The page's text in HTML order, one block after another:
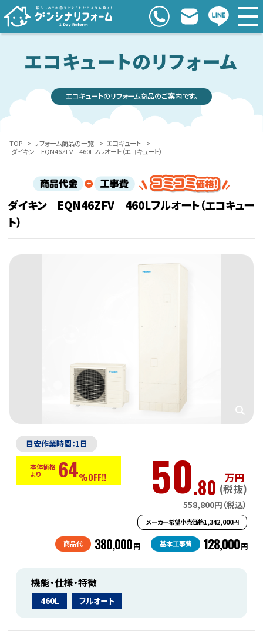
エコキュートのリフォーム
エコキュートのリフォーム商品のご案内です。
TOP > リフォーム商品の一覧 > エコキュート
>
ダイキン EQN46ZFV 460Lフルオート（エコキュート）
ダイキン EQN46ZFV 460Lフルオート（エコキュー
ト）
目安作業時間：1日
本体価格
より
64%OFF!! 50.80 万円
(税抜)
558,800円（税込）
メーカー希望小売価格1,342,000円
商品代 380,000円 基本工事費 128,000円
機能・仕様・特徴
460L フルオート